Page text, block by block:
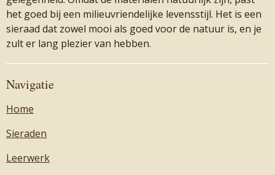
het goed bij een milieuvriendelijke levensstijl. Het is een
sieraad dat zowel mooi als goed voor de natuur is, en je
zult er lang plezier van hebben.
Navigatie
Home
Sieraden
Leerwerk